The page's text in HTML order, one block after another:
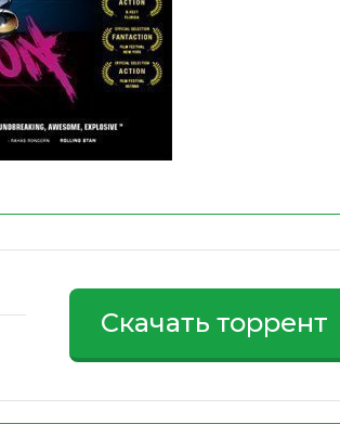
Скачать торрент